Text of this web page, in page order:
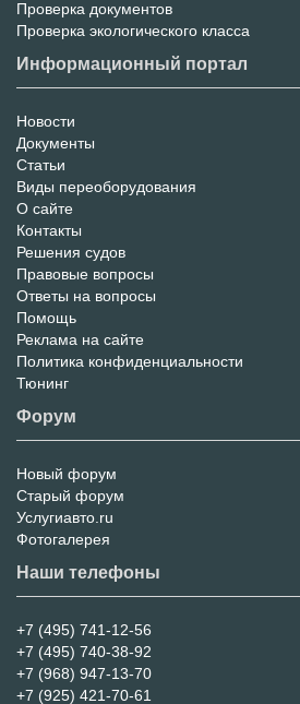
Проверка документов
Проверка экологического класса
Информационный портал
Информационный
Портал
Новости
Документы
Статьи
Виды переоборудования
О сайте
Контакты
Решения судов
Правовые вопросы
Ответы на вопросы
Помощь
Реклама на сайте
Политика конфиденциальности
Тюнинг
Форум
Форум
Новый форум
Старый форум
Услугиавто.ru
Фотогалерея
Наши телефоны
+7 (495) 741-12-56
+7 (495) 740-38-92
+7 (968) 947-13-70
+7 (925) 421-70-61